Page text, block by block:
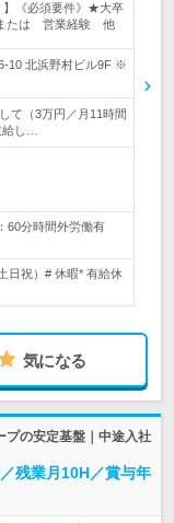
】《必須要件》★大卒
たは 営業経験 他
10 北浜野村ビル9F ※
て（3万円／月11時間
し…
60分時間外労働有
日祝）# 休暇* 有給休
気になる
プの安定基盤｜中途入社
残業月10H／賞与年